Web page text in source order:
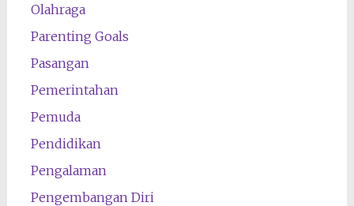
Olahraga
Parenting Goals
Pasangan
Pemerintahan
Pemuda
Pendidikan
Pengalaman
Pengembangan Diri